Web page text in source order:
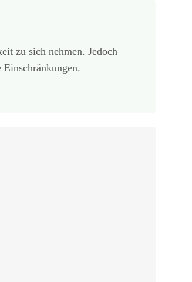
zu sich nehmen. Jedoch